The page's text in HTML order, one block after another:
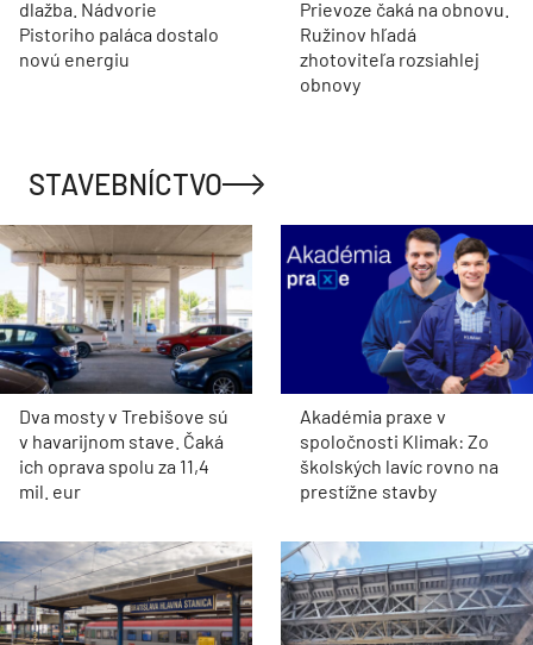
dlažba. Nádvorie
Pistoriho paláca dostalo
novú energiu
Prievoze čaká na obnovu.
Ružinov hľadá
zhotoviteľa rozsiahlej
obnovy
STAVEBNÍCTVO
Dva mosty v Trebišove sú
v havarijnom stave. Čaká
ich oprava spolu za 11,4
mil. eur
Akadémia praxe v
spoločnosti Klimak: Zo
školských lavíc rovno na
prestížne stavby